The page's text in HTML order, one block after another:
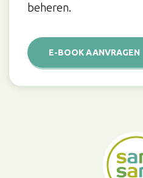
beheren.
E-BOOK AANVRAGEN